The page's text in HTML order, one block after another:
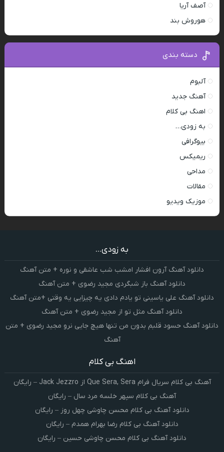
آصف آریا
هوروش بند
دسته بندی
آلبوم
آهنگ جدید
اهنگ بی کلام
به زودی…
بیوگرافی
ریمیکس
مداحی
مقالات
موزیک ویدیو
به زودی...
دانلود آهنگ آرون افشار امشب شب عاشقی و نوره + متن آهنگ
دانلود آهنگ باز شبگردی مجید رضوی + متن آهنگ
دانلود آهنگ علی یاسینی تو یادم دادی یه چیزایی یه وقتی +متن آهنگ
دانلود آهنگ مثل تو از مجید رضوی + متن آهنگ
دانلود آهنگ حسود قلبم بدون من تنها هیچ جایی نرو مجید رضوی + متن
آهنگ
اهنگ بی کلام
آهنگ بی کلام سریال فرام Que Sera, Sera از Jack Jezzro – رایگان
آهنگ بی کلام سپهر خلسه مرد سال – رایگان
دانلود آهنگ بی کلام محسن چاوشی چهل روز – رایگان
دانلود آهنگ بی کلام رضا بهرام همدم – رایگان
دانلود آهنگ بی کلام محسن چاوشی حسین – رایگان